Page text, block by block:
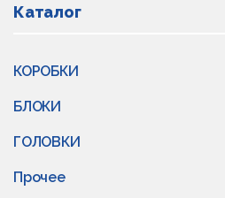
Каталог
КОРОБКИ
БЛОКИ
ГОЛОВКИ
Прочее